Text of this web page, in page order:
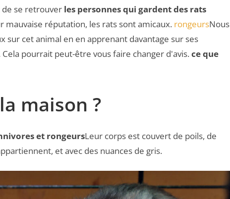
de se retrouver les personnes qui gardent des rats
mauvaise réputation, les rats sont amicaux. rongeursNous
sur cet animal en en apprenant davantage sur ses
pourrait peut-être vous faire changer d'avis.ce que
maison ?
et rongeursLeur corps est couvert de poils, de
et avec des nuances de gris.